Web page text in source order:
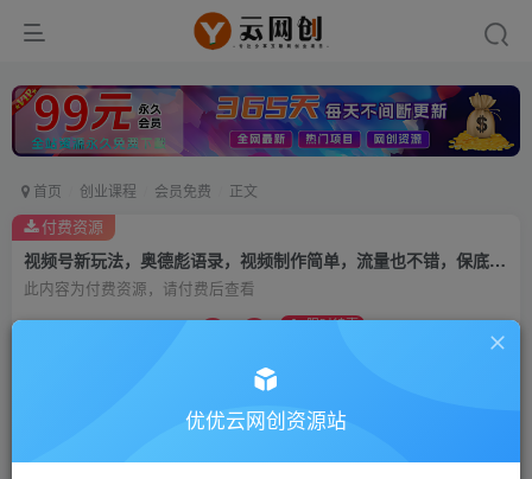
首页 创业课程 会员免费 正文
视频号新玩法，奥德彪语录，视频制作简单，流量也不错，保底月入过W【揭秘】
此内容为付费资源，请付费后查看
9.9 限时特惠
立即购买
付费资源
优优云网创资源站